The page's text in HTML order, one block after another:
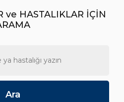
ve HASTALIKLAR İÇİN